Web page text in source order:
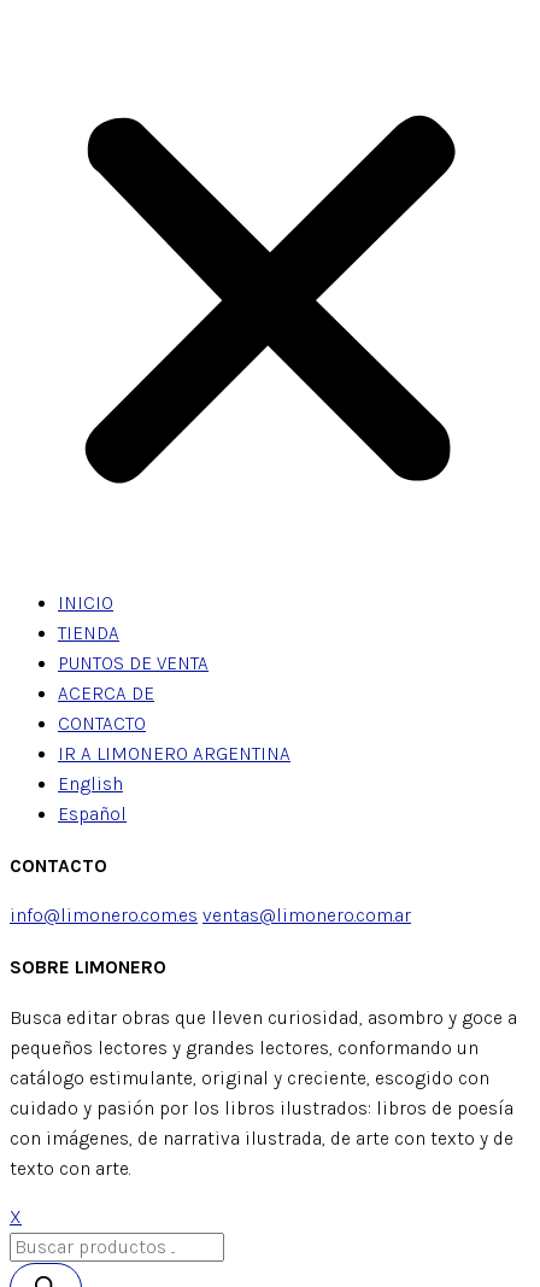
INICIO
TIENDA
PUNTOS DE VENTA
ACERCA DE
CONTACTO
IR A LIMONERO ARGENTINA
English
Español
CONTACTO
info@limonero.com.es ventas@limonero.com.ar
SOBRE LIMONERO
Busca editar obras que lleven curiosidad, asombro y goce a
pequeños lectores y grandes lectores, conformando un
catálogo estimulante, original y creciente, escogido con
cuidado y pasión por los libros ilustrados: libros de poesía
con imágenes, de narrativa ilustrada, de arte con texto y de
texto con arte.
X